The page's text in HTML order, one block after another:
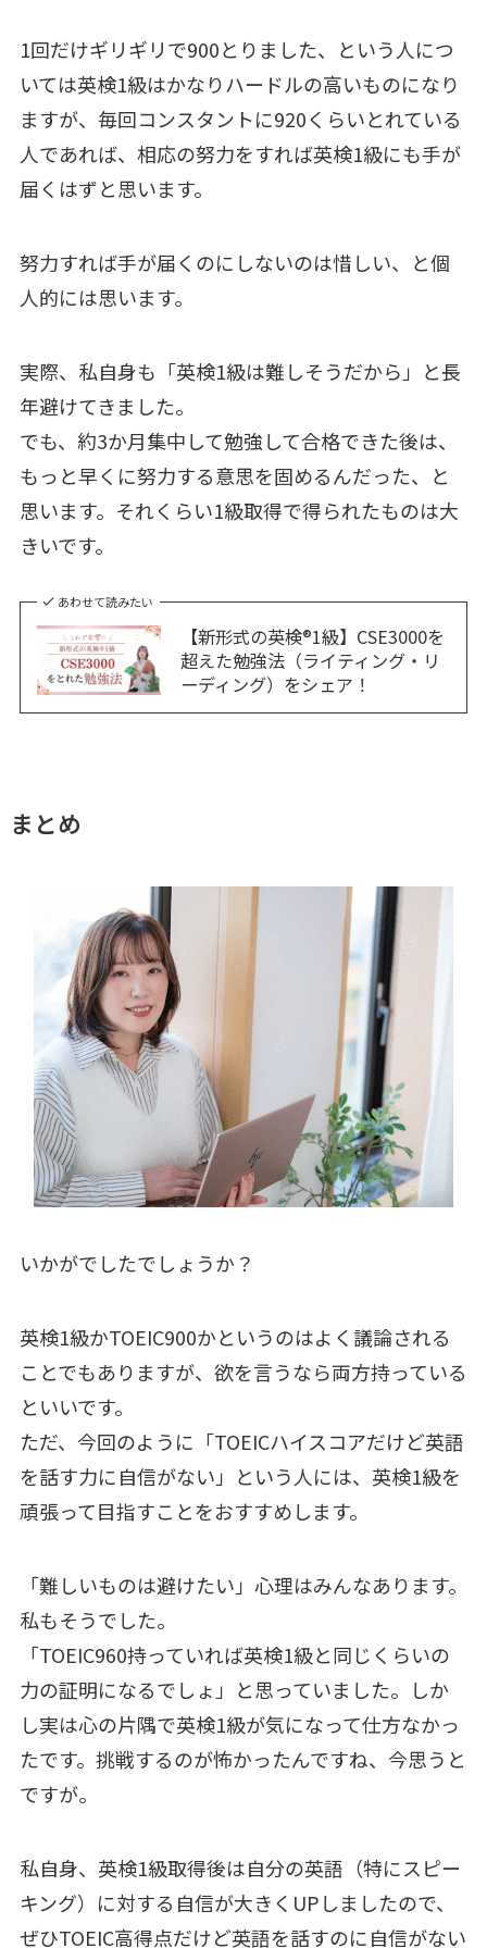
1回だけギリギリで900とりました、という人につ
いては英検1級はかなりハードルの高いものになり
ますが、毎回コンスタントに920くらいとれている
人であれば、相応の努力をすれば英検1級にも手が
届くはずと思います。
努力すれば手が届くのにしないのは惜しい、と個
人的には思います。
実際、私自身も「英検1級は難しそうだから」と長
年避けてきました。
でも、約3か月集中して勉強して合格できた後は、
もっと早くに努力する意思を固めるんだった、と
思います。それくらい1級取得で得られたものは大
きいです。
あわせて読みたい
【新形式の英検®1級】CSE3000を
超えた勉強法（ライティング・リ
ーディング）をシェア！
まとめ
いかがでしたでしょうか？
英検1級かTOEIC900かというのはよく議論される
ことでもありますが、欲を言うなら両方持っている
といいです。
ただ、今回のように「TOEICハイスコアだけど英語
を話す力に自信がない」という人には、英検1級を
頑張って目指すことをおすすめします。
「難しいものは避けたい」心理はみんなあります。
私もそうでした。
「TOEIC960持っていれば英検1級と同じくらいの
力の証明になるでしょ」と思っていました。しか
し実は心の片隅で英検1級が気になって仕方なかっ
たです。挑戦するのが怖かったんですね、今思うと
ですが。
私自身、英検1級取得後は自分の英語（特にスピー
キング）に対する自信が大きくUPしましたので、
ぜひTOEIC高得点だけど英語を話すのに自信がない